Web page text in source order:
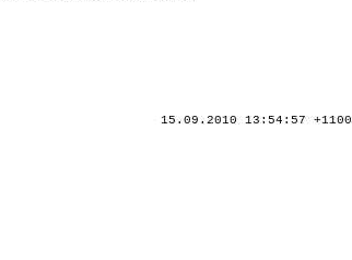
15.09.2010 13:54:57 +1100